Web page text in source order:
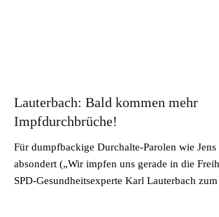
Lauterbach: Bald kommen mehr
Impfdurchbrüche!
Für dumpfbackige Durchalte-Parolen wie Jens
absondert („Wir impfen uns gerade in die
SPD-Gesundheitsexperte Karl Lauterbach